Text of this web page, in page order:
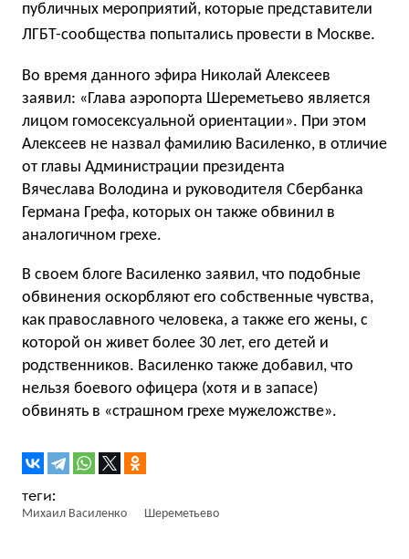
публичных мероприятий, которые представители
ЛГБТ-сообщества попытались провести в Москве.
Во время данного эфира Николай Алексеев
заявил: «Глава аэропорта Шереметьево является
лицом гомосексуальной ориентации». При этом
Алексеев не назвал фамилию Василенко, в отличие
от главы Администрации президента
Вячеслава Володина и руководителя Сбербанка
Германа Грефа, которых он также обвинил в
аналогичном грехе.
В своем блоге Василенко заявил, что подобные
обвинения оскорбляют его собственные чувства,
как православного человека, а также его жены, с
которой он живет более 30 лет, его детей и
родственников. Василенко также добавил, что
нельзя боевого офицера (хотя и в запасе)
обвинять в «страшном грехе мужеложстве».
Михаил Василенко Шереметьево